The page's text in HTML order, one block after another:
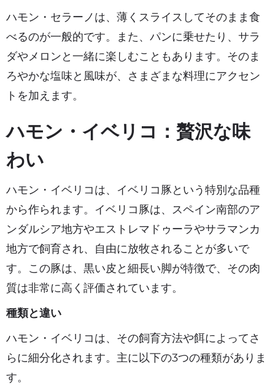
ハモン・セラーノは、薄くスライスしてそのまま食
べるのが一般的です。また、パンに乗せたり、サラ
ダやメロンと一緒に楽しむこともあります。そのま
ろやかな塩味と風味が、さまざまな料理にアクセン
トを加えます。
ハモン・イベリコ：贅沢な味
わい
ハモン・イベリコは、イベリコ豚という特別な品種
から作られます。イベリコ豚は、スペイン南部のア
ンダルシア地方やエストレマドゥーラやサラマンカ
地方で飼育され、自由に放牧されることが多いで
す。この豚は、黒い皮と細長い脚が特徴で、その肉
質は非常に高く評価されています。
種類と違い
ハモン・イベリコは、その飼育方法や餌によってさ
らに細分化されます。主に以下の3つの種類がありま
す。